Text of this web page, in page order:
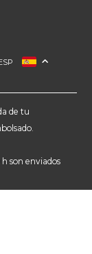
de tu
h son enviados